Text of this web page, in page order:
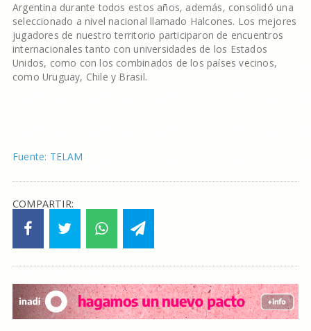
Argentina durante todos estos años, además, consolidó una
seleccionado a nivel nacional llamado Halcones. Los mejores
jugadores de nuestro territorio participaron de encuentros
internacionales tanto con universidades de los Estados
Unidos, como con los combinados de los países vecinos,
como Uruguay, Chile y Brasil.
Fuente: TELAM
COMPARTIR: